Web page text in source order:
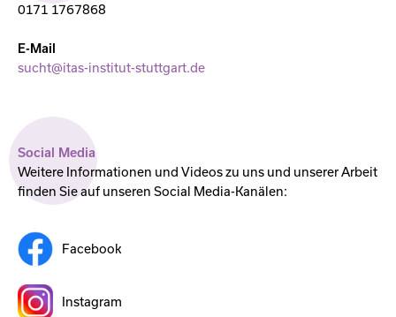
0171 1767868
E-Mail
sucht@itas-institut-stuttgart.de
Social Media
Weitere Informationen und Videos zu uns und unserer Arbeit
finden Sie auf unseren Social Media-Kanälen:
Facebook
Instagram